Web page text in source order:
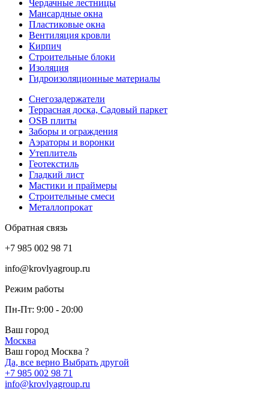
Чердачные лестницы
Мансардные окна
Пластиковые окна
Вентиляция кровли
Кирпич
Строительные блоки
Изоляция
Гидроизоляционные материалы
Снегозадержатели
Террасная доска, Садовый паркет
OSB плиты
Заборы и ограждения
Аэраторы и воронки
Утеплитель
Геотекстиль
Гладкий лист
Мастики и праймеры
Строительные смеси
Металлопрокат
Обратная связь
+7 985 002 98 71
info@krovlyagroup.ru
Режим работы
Пн-Пт: 9:00 - 20:00
Ваш город
Москва
Ваш город Москва ?
Да, все верно Выбрать другой
+7 985 002 98 71
info@krovlyagroup.ru